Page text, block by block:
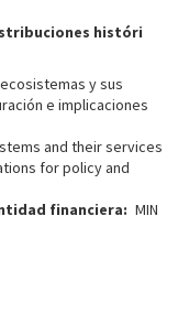
históri
y sus
e implicaciones
and their services
for policy and
financiera
MIN